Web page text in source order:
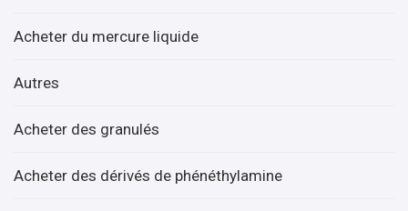
Acheter du mercure liquide
Autres
Acheter des granulés
Acheter des dérivés de phénéthylamine